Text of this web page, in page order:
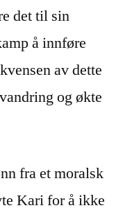
det til sin
å innføre
av dette
og økte
fra et moralsk
Kari for å ikke